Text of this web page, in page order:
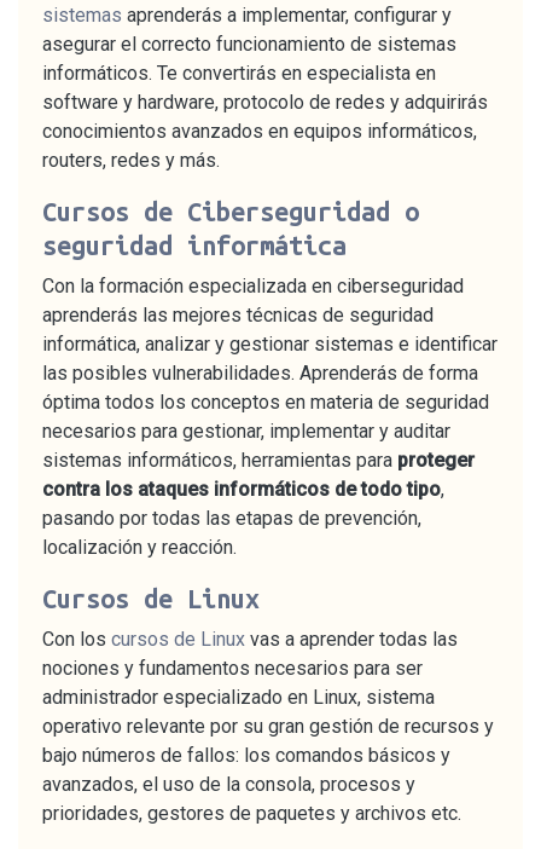
sistemas aprenderás a implementar, configurar y
asegurar el correcto funcionamiento de sistemas
informáticos. Te convertirás en especialista en
software y hardware, protocolo de redes y adquirirás
conocimientos avanzados en equipos informáticos,
routers, redes y más.
Cursos de Ciberseguridad o
seguridad informática
Con la formación especializada en ciberseguridad
aprenderás las mejores técnicas de seguridad
informática, analizar y gestionar sistemas e identificar
las posibles vulnerabilidades. Aprenderás de forma
óptima todos los conceptos en materia de seguridad
necesarios para gestionar, implementar y auditar
sistemas informáticos, herramientas para proteger
contra los ataques informáticos de todo tipo,
pasando por todas las etapas de prevención,
localización y reacción.
Cursos de Linux
Con los cursos de Linux vas a aprender todas las
nociones y fundamentos necesarios para ser
administrador especializado en Linux, sistema
operativo relevante por su gran gestión de recursos y
bajo números de fallos: los comandos básicos y
avanzados, el uso de la consola, procesos y
prioridades, gestores de paquetes y archivos etc.